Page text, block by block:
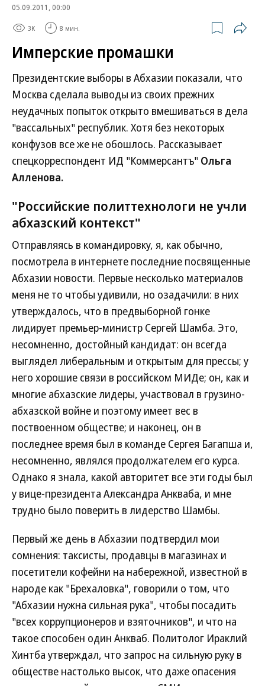
05.09.2011, 00:00
3K 8 мин.
Имперские промашки
Президентские выборы в Абхазии показали, что
Москва сделала выводы из своих прежних
неудачных попыток открыто вмешиваться в дела
"вассальных" республик. Хотя без некоторых
конфузов все же не обошлось. Рассказывает
спецкорреспондент ИД "Коммерсантъ" Ольга
Алленова.
"Российские политтехнологи не учли
абхазский контекст"
Отправляясь в командировку, я, как обычно,
посмотрела в интернете последние посвященные
Абхазии новости. Первые несколько материалов
меня не то чтобы удивили, но озадачили: в них
утверждалось, что в предвыборной гонке
лидирует премьер-министр Сергей Шамба. Это,
несомненно, достойный кандидат: он всегда
выглядел либеральным и открытым для прессы; у
него хорошие связи в российском МИДе; он, как и
многие абхазские лидеры, участвовал в грузино-
абхазской войне и поэтому имеет вес в
поствоенном обществе; и наконец, он в
последнее время был в команде Сергея Багапша и,
несомненно, являлся продолжателем его курса.
Однако я знала, какой авторитет все эти годы был
у вице-президента Александра Анкваба, и мне
трудно было поверить в лидерство Шамбы.
Первый же день в Абхазии подтвердил мои
сомнения: таксисты, продавцы в магазинах и
посетители кофейни на набережной, известной в
народе как "Брехаловка", говорили о том, что
"Абхазии нужна сильная рука", чтобы посадить
"всех коррупционеров и взяточников", и что на
такое способен один Анкваб. Политолог Ираклий
Хинтба утверждал, что запрос на сильную руку в
обществе настолько высок, что даже опасения